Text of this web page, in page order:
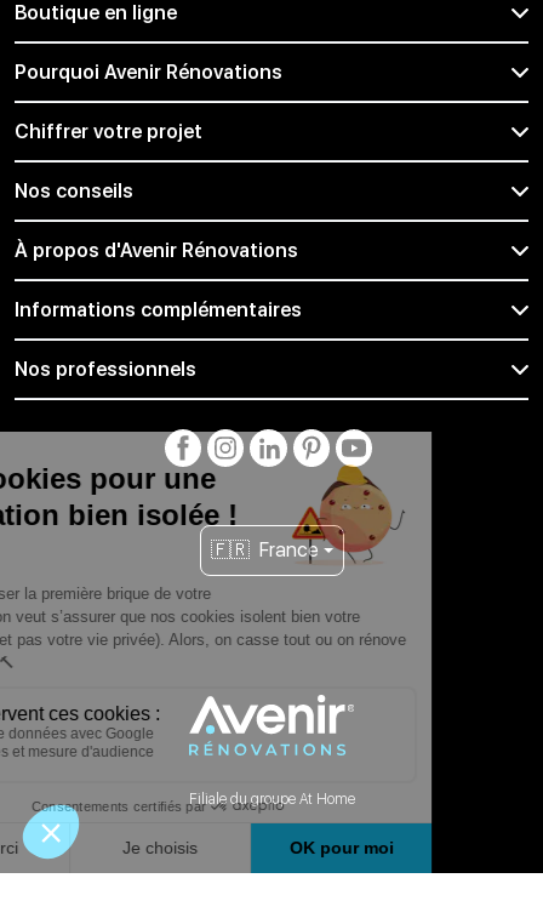
Boutique en ligne
Pourquoi Avenir Rénovations
Chiffrer votre projet
Nos conseils
À propos d'Avenir Rénovations
Informations complémentaires
Nos professionnels
🇫🇷 France
Filiale du groupe At Home